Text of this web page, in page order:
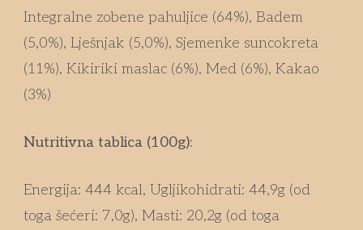
Integralne zobene pahuljice (64%), Badem
(5,0%), Lješnjak (5,0%), Sjemenke suncokreta
(11%), Kikiriki maslac (6%), Med (6%), Kakao
(3%)
Nutritivna tablica (100g):
Energija: 444 kcal, Ugljikohidrati: 44,9g (od
toga šećeri: 7,0g), Masti: 20,2g (od toga